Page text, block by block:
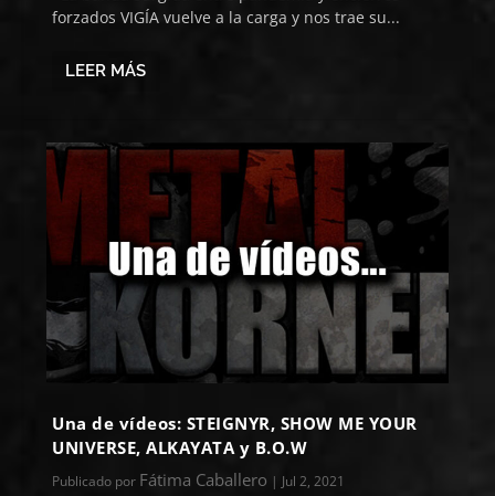
forzados VIGÍA vuelve a la carga y nos trae su...
LEER MÁS
Una de vídeos: STEIGNYR, SHOW ME YOUR
UNIVERSE, ALKAYATA y B.O.W
Publicado por Fátima Caballero | Jul 2, 2021